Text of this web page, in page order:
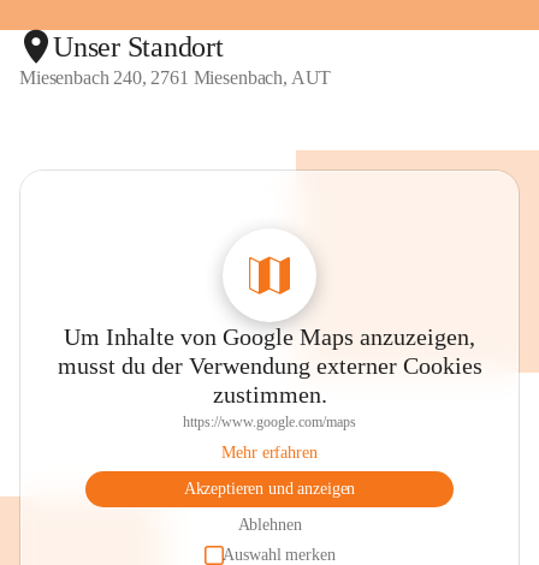
Unser Standort
Miesenbach 240, 2761 Miesenbach, AUT
Um Inhalte von Google Maps anzuzeigen,
musst du der Verwendung externer Cookies
zustimmen.
https://www.google.com/maps
Mehr erfahren
Akzeptieren und anzeigen
Ablehnen
Auswahl merken